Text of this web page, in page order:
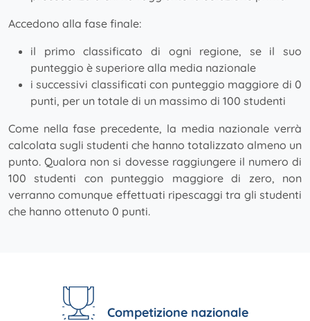
Accedono alla fase finale:
il primo classificato di ogni regione, se il suo
punteggio è superiore alla media nazionale
i successivi classificati con punteggio maggiore di 0
punti, per un totale di un massimo di 100 studenti
Come nella fase precedente, la media nazionale verrà
calcolata sugli studenti che hanno totalizzato almeno un
punto. Qualora non si dovesse raggiungere il numero di
100 studenti con punteggio maggiore di zero, non
verranno comunque effettuati ripescaggi tra gli studenti
che hanno ottenuto 0 punti.
Competizione nazionale